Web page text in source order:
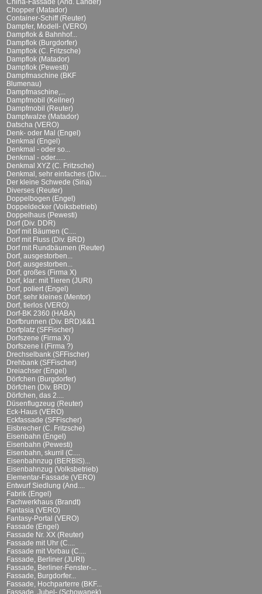
China-Fassade (And. Länder)
Chopper (Matador)
Container-Schiff (Reuter)
Dampfer, Modell- (VERO)
Dampflok & Bahnhof...
Dampflok (Burgdorfer)
Dampflok (C. Fritzsche)
Dampflok (Matador)
Dampflok (Pewesti)
Dampfmaschine (BKF
Blumenau)
Dampfmaschine,...
Dampfmobil (Kellner)
Dampfmobil (Reuter)
Dampfwalze (Matador)
Datscha (VERO)
Denk- oder Mal (Engel)
Denkmal (Engel)
Denkmal - oder so...
Denkmal - oder......
Denkmal XYZ (C. Fritzsche)
Denkmal, sehr einfaches (Div....
Der kleine Schwede (Sina)
Diverses (Reuter)
Doppelbogen (Engel)
Doppeldecker (Volksbetrieb)
Doppelhaus (Pewesti)
Dorf (Div. DDR)
Dorf mit Bäumen (C....
Dorf mit Fluss (Div. BRD)
Dorf mit Rundbäumen (Reuter)
Dorf, ausgestorben...
Dorf, ausgestorben...
Dorf, großes (Firma X)
Dorf, klar: mit Tieren (JURI)
Dorf, poliert (Engel)
Dorf, sehr kleines (Mentor)
Dorf, tierlos (VERO)
Dorf-BK 2360 (HABA)
Dorfbrunnen (Div. BRD)&&1
Dorfplatz (SFFischer)
Dorfszene (Firma X)
Dorfszene I (Firma ?)
Drechselbank (SFFischer)
Drehbank (SFFischer)
Dreiachser (Engel)
Dörfchen (Burgdorfer)
Dörfchen (Div. BRD)
Dörfchen, das 2....
Düsenflugzeug (Reuter)
Eck-Haus (VERO)
Eckfassade (SFFischer)
Eisbrecher (C. Fritzsche)
Eisenbahn (Engel)
Eisenbahn (Pewesti)
Eisenbahn, skurril (C....
Eisenbahnzug (BERBIS)...
Eisenbahnzug (Volksbetrieb)
Elementar-Fassade (VERO)
Entwurf Siedlung (And....
Fabrik (Engel)
Fachwerkhaus (Brandt)
Fantasia (VERO)
Fantasy-Portal (VERO)
Fassade (Engel)
Fassade Nr. XX (Reuter)
Fassade mit Uhr (C....
Fassade mit Vorbau (C....
Fassade, Berliner (JURI)
Fassade, Berliner-Fenster-...
Fassade, Burgdorfer...
Fassade, Hochparterre (BKF...
Fassade, Jubel- (Schowanek)